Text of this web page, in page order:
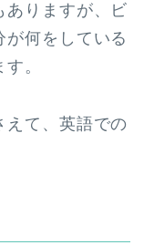
ありますが、ビ
が何をしている
。
えて、英語での